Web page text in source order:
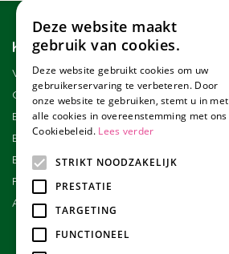
Klantenservice
Veelgestelde vragen
Contact
Bestellen
Bezorgen en afhalen
Betalen
Ruilen en retourneren
Algemene voorwaarden
Deze website maakt
gebruik van cookies.
Deze website gebruikt cookies om uw
gebruikerservaring te verbeteren. Door
onze website te gebruiken, stemt u in met
alle cookies in overeenstemming met ons
Cookiebeleid. Lees verder
STRIKT NOODZAKELIJK
PRESTATIE
TARGETING
FUNCTIONEEL